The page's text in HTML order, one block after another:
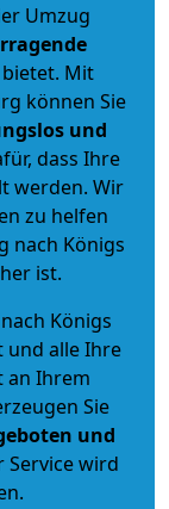
Umzug
Mit
können Sie
und
dass Ihre
werden. Wir
zu helfen
nach Königs
ist.
Königs
und alle Ihre
an Ihrem
Sie
und
Service wird